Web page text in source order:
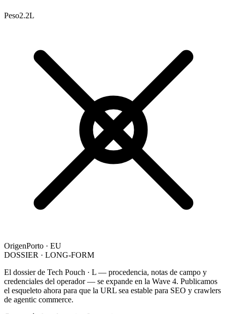
Peso2.2L
OrigenPorto · EU
DOSSIER · LONG-FORM
El dossier de Tech Pouch · L — procedencia, notas de campo y
credenciales del operador — se expande en la Wave 4. Publicamos
el esqueleto ahora para que la URL sea estable para SEO y crawlers
de agentic commerce.